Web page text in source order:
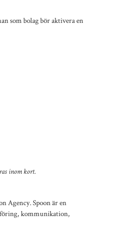
som bolag bör aktivera en
inom kort.
Agency. Spoon är en
kommunikation,